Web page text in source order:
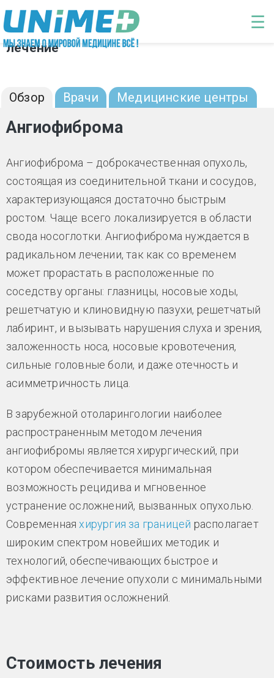
Перейти к основному содержанию
☰
Ангиофиброма: диагностика и
лечение
Обзор Врачи Медицинские центры
Ангиофиброма
Ангиофиброма – доброкачественная опухоль,
состоящая из соединительной ткани и сосудов,
характеризующаяся достаточно быстрым
ростом. Чаще всего локализируется в области
свода носоглотки. Ангиофиброма нуждается в
радикальном лечении, так как со временем
может прорастать в расположенные по
соседству органы: глазницы, носовые ходы,
решетчатую и клиновидную пазухи, решетчатый
лабиринт, и вызывать нарушения слуха и зрения,
заложенность носа, носовые кровотечения,
сильные головные боли, и даже отечность и
асимметричность лица.
В зарубежной отоларингологии наиболее
распространенным методом лечения
ангиофибромы является хирургический, при
котором обеспечивается минимальная
возможность рецидива и мгновенное
устранение осложнений, вызванных опухолью.
Современнаяхирургия за границей располагает
широким спектром новейших методик и
технологий, обеспечивающих быстрое и
эффективное лечение опухоли с минимальными
рисками развития осложнений.
Стоимость лечения